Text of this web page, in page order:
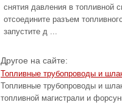
снятия давления в топливной
отсоедините разъем
запустите д ...
Другое на сайте:
Топливные трубопроводы и
Топливные трубопроводы и
топливной магистрали и